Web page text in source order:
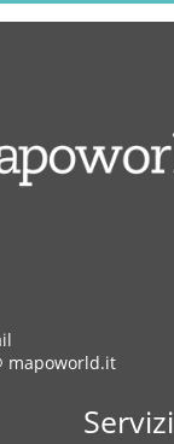
mapoworld.it
Servizi